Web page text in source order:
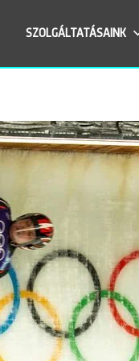
SZOLGÁLTATÁSAINK